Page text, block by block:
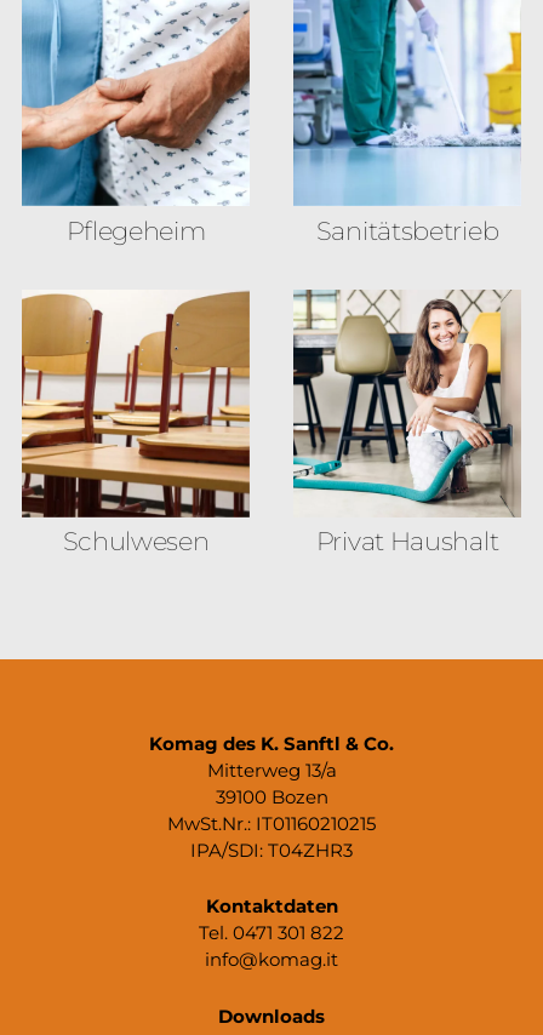
Pflegeheim Sanitäts­betrieb
Schulwesen Privat Haushalt
Komag des K. Sanftl & Co.
Mitterweg 13/a
39100 Bozen
MwSt.Nr.: IT01160210215
IPA/SDI: T04ZHR3
Kontaktdaten
Tel. 0471 301 822
info@komag.it
Downloads